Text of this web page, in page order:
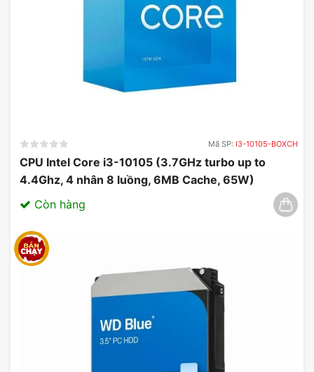
Mã SP: I3-10105-BOXCH
CPU Intel Core i3-10105 (3.7GHz turbo up to
4.4Ghz, 4 nhân 8 luồng, 6MB Cache, 65W)
03/2025
Còn hàng